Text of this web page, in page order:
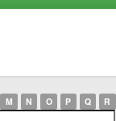
M N O P Q R